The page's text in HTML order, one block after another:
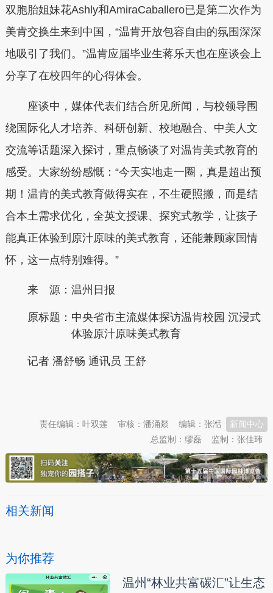
双胞胎姐妹花Ashly和AmiraCaballero已是第二次作为
美肯交换生来到中国，“温肯开放包容自由的氛围深深
地吸引了我们。”温肯应届毕业生蒋乐天也在座谈会上
分享了在校四年的心得体会。
座谈中，媒体代表们结合所见所闻，与校领导围
绕国际化人才培养、科研创新、校地融合、中美人文
交流等话题深入探讨，重点畅谈了对温肯美式教育的
感受。大家纷纷感慨：“今天实地走一圈，真是超出预
期！温肯的美式教育做得实在，不生硬照搬，而是结
合本土需求优化，全英文授课、探究式教学，让孩子
能真正体验到原汁原味的美式教育，还能兼顾家国情
怀，这一点特别难得。”
来 源：温州日报
原标题： 中央省市主流媒体探访温肯校园 沉浸式
体验原汁原味美式教育
记者 潘舒畅 通讯员 王舒
新闻中心
编辑：张湉
审核：潘涌燚
责任编辑：叶双莲
监制：张佳玮
总监制：缪磊
相关新闻
为你推荐
温州“林业共富碳汇”让生态